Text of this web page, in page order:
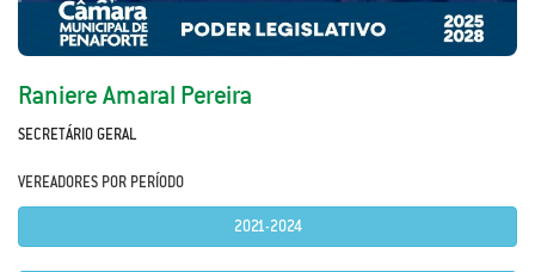
Raniere Amaral Pereira
SECRETÁRIO GERAL
VEREADORES POR PERÍODO
2021-2024